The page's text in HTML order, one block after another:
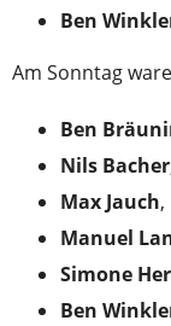
Ben
Am Sonntag
Ben
Nils Bacher
Max Jauch
Manuel
Simone
Ben